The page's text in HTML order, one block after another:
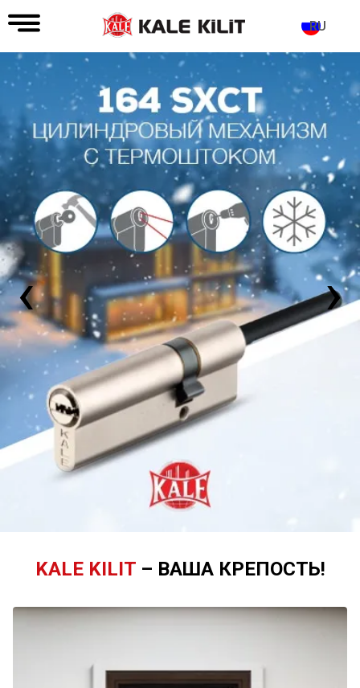
RU
‹ ›
KALE KILIT – ВАША КРЕПОСТЬ!
Врезные замки KALE KILIT